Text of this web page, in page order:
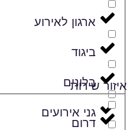
ארגון לאירוע
ביגוד
בלונים
גני אירועים
איזור שירות
דרום